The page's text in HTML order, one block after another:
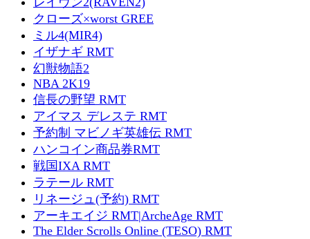
クローズ×worst GREE
ミル4(MIR4)
イザナギ RMT
幻獣物語2
NBA 2K19
信長の野望 RMT
アイマス デレステ RMT
予約制 マビノギ英雄伝 RMT
ハンコイン商品券RMT
戦国IXA RMT
ラテール RMT
リネージュ(予約) RMT
アーキエイジ RMT|ArcheAge RMT
The Elder Scrolls Online (TESO) RMT